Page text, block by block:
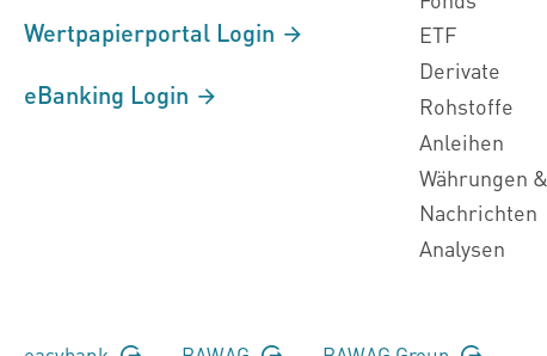
Wertpapierportal Login
eBanking Login
ETF
Derivate
Rohstoffe
Anleihen
Währungen
Nachrichten
Analysen